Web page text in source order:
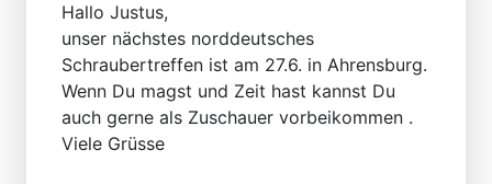
Hallo Justus,
unser nächstes norddeutsches
Schraubertreffen ist am 27.6. in Ahrensburg.
Wenn Du magst und Zeit hast kannst Du
auch gerne als Zuschauer vorbeikommen .
Viele Grüsse